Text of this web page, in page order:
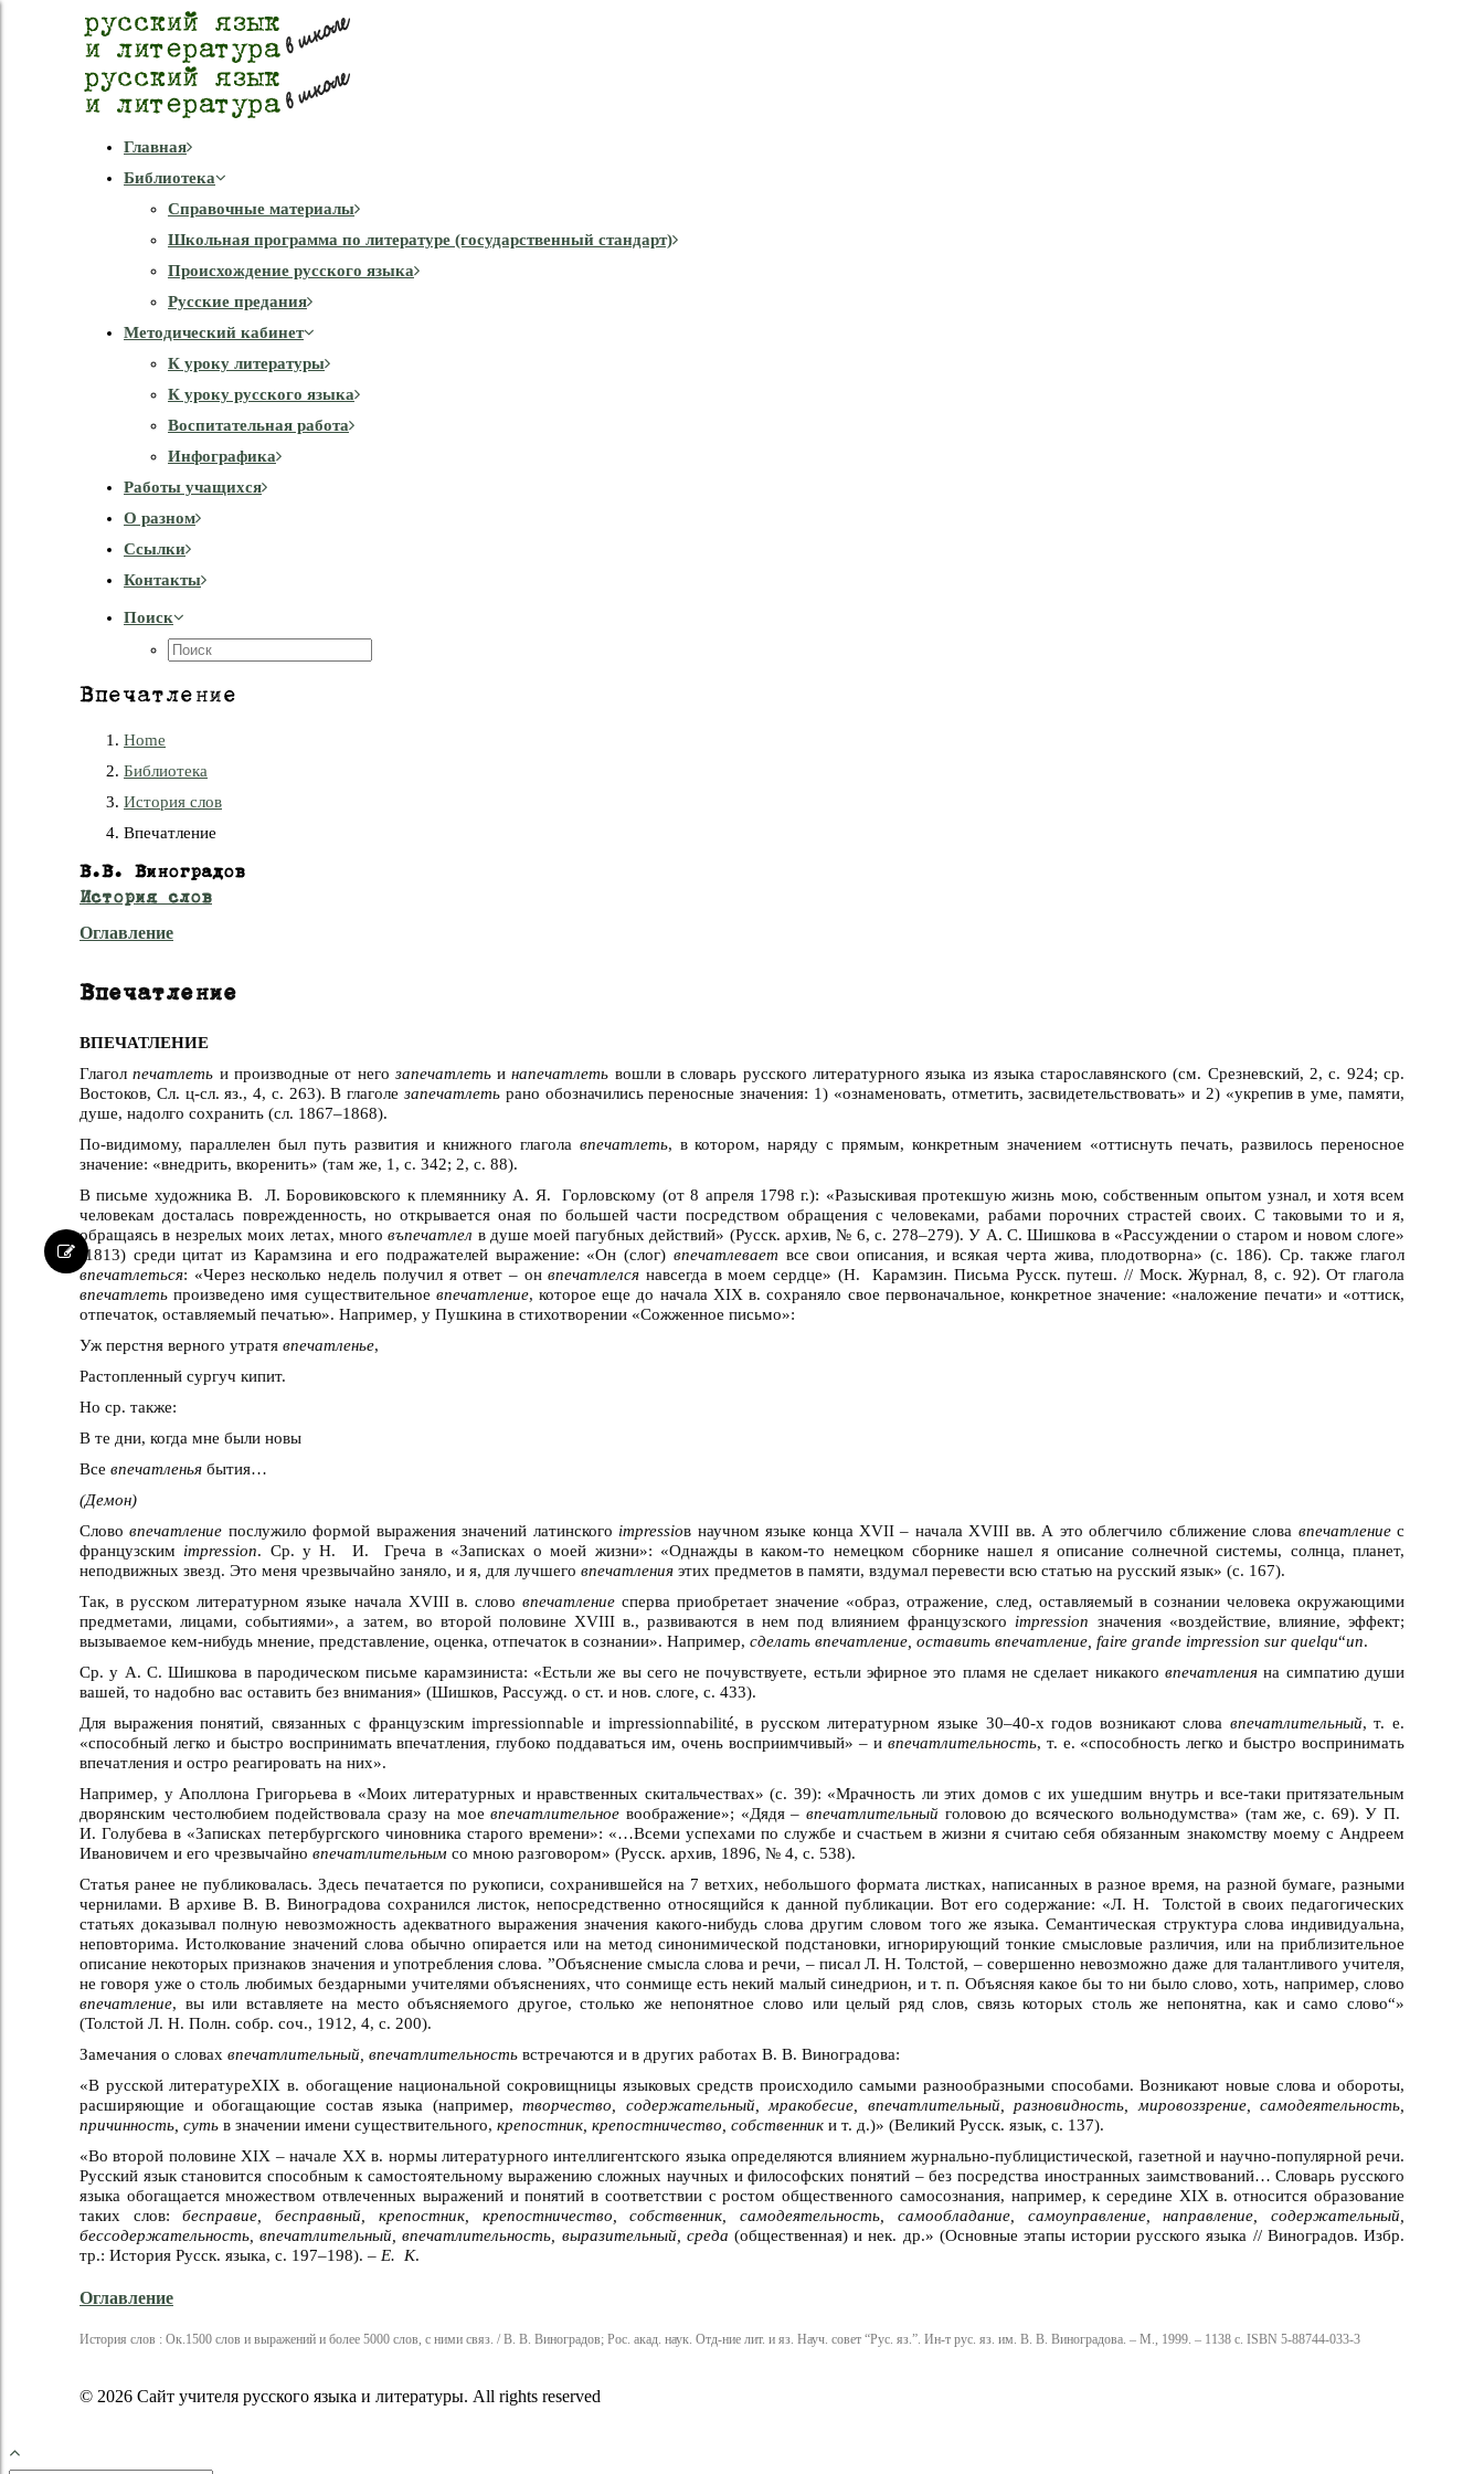
Главная
Библиотека
Справочные материалы
Школьная программа по литературе (государственный стандарт)
Происхождение русского языка
Русские предания
Методический кабинет
К уроку литературы
К уроку русского языка
Воспитательная работа
Инфографика
Работы учащихся
О разном
Cсылки
Контакты
Поиск
Впечатление
Home
Библиотека
История слов
Впечатление
В.В. Виноградов
История слов
Оглавление
Впечатление
ВПЕЧАТЛЕНИЕ
Глаголпечатлеть и производные от него запечатлетьинапечатлеть вошли в словарь русского литературного языка из языка старославянского (см. Срезневский, 2, с. 924; ср.
Востоков, Сл. ц-сл. яз., 4, с. 263). В глаголезапечатлеть рано обозначились переносные значения: 1) «ознаменовать, отметить, засвидетельствовать» и 2) «укрепив в уме, памяти,
душе, надолго сохранить (сл. 1867–1868).
По-видимому, параллелен был путь развития и книжного глагола впечатлеть, в котором, наряду с прямым, конкретным значением «оттиснуть печать, развилось переносное
значение: «внедрить, вкоренить» (там же, 1, с. 342; 2, с. 88).
В письме художника В. Л. Боровиковского к племяннику А. Я. Горловскому (от 8 апреля 1798 г.): «Разыскивая протекшую жизнь мою, собственным опытом узнал, и хотя всем
человекам досталась поврежденность, но открывается оная по большей части посредством обращения с человеками, рабами порочних страстей своих. С таковыми то и я,
обращаясь в незрелых моих летах, многовъпечатлел в душе моей пагубных действий» (Русск. архив, № 6, с. 278–279). У А. С. Шишкова в «Рассуждении о старом и новом слоге»
(1813) среди цитат из Карамзина и его подражателей выражение: «Он (слог) впечатлевает все свои описания, и всякая черта жива, плодотворна» (с. 186). Ср. также глагол
впечатлеться: «Через несколько недель получил я ответ – онвпечатлелся навсегда в моем сердце» (Н. Карамзин. Письма Русск. путеш. // Моск. Журнал, 8, с. 92). От глагола
впечатлеть произведено имя существительное впечатление, которое еще до начала XIX в. сохраняло свое первоначальное, конкретное значение: «наложение печати» и «оттиск,
отпечаток, оставляемый печатью». Например, у Пушкина в стихотворении «Сожженное письмо»:
Уж перстня верного утратя впечатленье,
Растопленный сургуч кипит.
Но ср. также:
В те дни, когда мне были новы
Все впечатленья бытия…
(Демон)
Слововпечатление послужило формой выражения значений латинского impressioв научном языке конца XVII – начала XVIII вв. А это облегчило сближение слова впечатлениес
французским impression. Ср. у Н. И. Греча в «Записках о моей жизни»: «Однажды в каком-то немецком сборнике нашел я описание солнечной системы, солнца, планет,
неподвижных звезд. Это меня чрезвычайно заняло, и я, для лучшего впечатления этих предметов в памяти, вздумал перевести всю статью на русский язык» (с. 167).
Так, в русском литературном языке начала XVIII в. слово впечатлениесперва приобретает значение «образ, отражение, след, оставляемый в сознании человека окружающими
предметами, лицами, событиями», а затем, во второй половине XVIII в., развиваются в нем под влиянием французского impression значения «воздействие, влияние, эффект;
вызываемое кем-нибудь мнение, представление, оценка, отпечаток в сознании». Например, сделать впечатление, оставить впечатление, faire grande impression sur quelqu“un.
Ср. у А. С. Шишкова в пародическом письме карамзиниста: «Естьли же вы сего не почувствуете, естьли эфирное это пламя не сделает никакоговпечатления на симпатию души
вашей, то надобно вас оставить без внимания» (Шишков, Рассужд. о ст. и нов. слоге, с. 433).
Для выражения понятий, связанных с французским impressionnable и impressionnabilité, в русском литературном языке 30–40-х годов возникают слова впечатлительный, т. е.
«способный легко и быстро воспринимать впечатления, глубоко поддаваться им, очень восприимчивый» – и впечатлительность, т. е. «способность легко и быстро воспринимать
впечатления и остро реагировать на них».
Например, у Аполлона Григорьева в «Моих литературных и нравственных скитальчествах» (с. 39): «Мрачность ли этих домов с их ушедшим внутрь и все-таки притязательным
дворянским честолюбием подействовала сразу на моевпечатлительное воображение»; «Дядя –впечатлительный головою до всяческого вольнодумства» (там же, с. 69). У П.
И. Голубева в «Записках петербургского чиновника старого времени»: «…Всеми успехами по службе и счастьем в жизни я считаю себя обязанным знакомству моему с Андреем
Ивановичем и его чрезвычайно впечатлительным со мною разговором» (Русск. архив, 1896, № 4, с. 538).
Статья ранее не публиковалась. Здесь печатается по рукописи, сохранившейся на 7 ветхих, небольшого формата листках, написанных в разное время, на разной бумаге, разными
чернилами. В архиве В. В. Виноградова сохранился листок, непосредственно относящийся к данной публикации. Вот его содержание: «Л. Н. Толстой в своих педагогических
статьях доказывал полную невозможность адекватного выражения значения какого-нибудь слова другим словом того же языка. Семантическая структура слова индивидуальна,
неповторима. Истолкование значений слова обычно опирается или на метод синонимической подстановки, игнорирующий тонкие смысловые различия, или на приблизительное
описание некоторых признаков значения и употребления слова. ”Объяснение смысла слова и речи, – писал Л. Н. Толстой, – совершенно невозможно даже для талантливого учителя,
не говоря уже о столь любимых бездарными учителями объяснениях, что сонмище есть некий малый синедрион, и т. п. Объясняя какое бы то ни было слово, хоть, например, слово
впечатление, вы или вставляете на место объясняемого другое, столько же непонятное слово или целый ряд слов, связь которых столь же непонятна, как и само слово“»
(Толстой Л. Н. Полн. собр. соч., 1912, 4, с. 200).
Замечания о словах впечатлительный, впечатлительность встречаются и в других работах В. В. Виноградова:
«В русской литературеXIX в. обогащение национальной сокровищницы языковых средств происходило самыми разнообразными способами. Возникают новые слова и обороты,
расширяющие и обогащающие состав языка (например, творчество, содержательный, мракобесие, впечатлительный, разновидность, мировоззрение, самодеятельность,
причинность, суть в значении имени существительного, крепостник, крепостничество, собственник и т. д.)» (Великий Русск. язык, с. 137).
«Во второй половине XIX – начале XX в. нормы литературного интеллигентского языка определяются влиянием журнально-публицистической, газетной и научно-популярной речи.
Русский язык становится способным к самостоятельному выражению сложных научных и философских понятий – без посредства иностранных заимствований… Словарь русского
языка обогащается множеством отвлеченных выражений и понятий в соответствии с ростом общественного самосознания, например, к середине XIX в. относится образование
таких слов:бесправие, бесправный, крепостник, крепостничество, собственник, самодеятельность, самообладание, самоуправление, направление, содержательный,
бессодержательность, впечатлительный, впечатлительность, выразительный, среда (общественная) и нек. др.» (Основные этапы истории русского языка // Виноградов. Избр.
тр.: История Русск. языка, с. 197–198). – Е. К.
Оглавление
История слов : Ок.1500 слов и выражений и более 5000 слов, с ними связ. / В. В. Виноградов; Рос. акад. наук. Отд-ние лит. и яз. Науч. совет “Рус. яз.”. Ин-т рус. яз. им. В. В. Виноградова. – М., 1999. – 1138 с. ISBN 5-88744-033-3
© 2026 Сайт учителя русского языка и литературы. All rights reserved